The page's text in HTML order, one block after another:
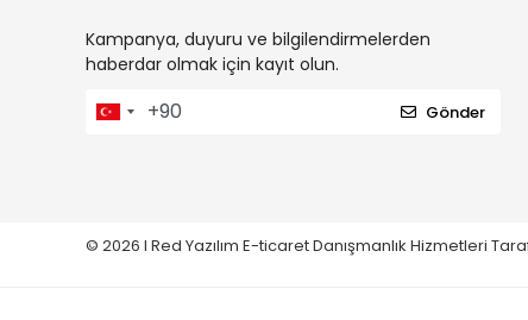
Kampanya, duyuru ve bilgilendirmelerden
haberdar olmak için kayıt olun.
Gönder
© 2026 I Red Yazılım E-ticaretDanışmanlık Hizmetleri